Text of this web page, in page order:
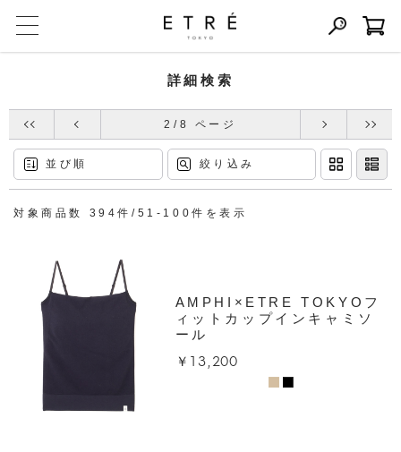
詳細検索
2/8 ページ
並び順 絞り込み
対象商品数 394件/51-100件を表示
AMPHI×ETRE TOKYOフ
ィットカップインキャミソ
ール
￥13,200